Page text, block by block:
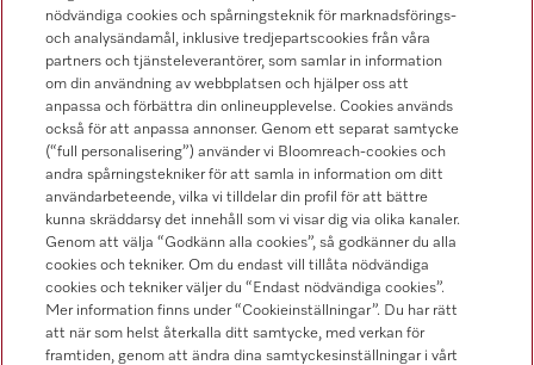
Hitta återförsäljare
Följ Miele Professional
Integritetspolicy
nödvändiga cookies och spårningsteknik för marknadsförings-
och analysändamål, inklusive tredjepartscookies från våra
partners och tjänsteleverantörer, som samlar in information
om din användning av webbplatsen och hjälper oss att
anpassa och förbättra din onlineupplevelse. Cookies används
också för att anpassa annonser. Genom ett separat samtycke
(“full personalisering”) använder vi Bloomreach-cookies och
andra spårningstekniker för att samla in information om ditt
användarbeteende, vilka vi tilldelar din profil för att bättre
kunna skräddarsy det innehåll som vi visar dig via olika kanaler.
Genom att välja “Godkänn alla cookies”, så godkänner du alla
cookies och tekniker. Om du endast vill tillåta nödvändiga
cookies och tekniker väljer du “Endast nödvändiga cookies”.
Mer information finns under “Cookieinställningar”. Du har rätt
att när som helst återkalla ditt samtycke, med verkan för
framtiden, genom att ändra dina samtyckesinställningar i vårt